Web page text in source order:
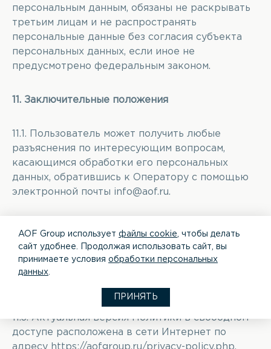
персональным данным, обязаны не раскрывать
третьим лицам и не распространять
персональные данные без согласия субъекта
персональных данных, если иное не
предусмотрено федеральным законом.
11. Заключительные положения
11.1. Пользователь может получить любые
разъяснения по интересующим вопросам,
касающимся обработки его персональных
данных, обратившись к Оператору с помощью
электронной почты info@aof.ru.
любые изменения политики обработки
персональных данных Оператором. Политика
действует бессрочно до замены ее новой
11.3. Актуальная версия Политики в свободном
доступе расположена в сети Интернет по
адресу https://aofgroup.ru/privacy-policy.php.
AOF Group использует файлы cookie , чтобы делать
сайт удобнее. Продолжая использовать сайт, вы
принимаете условия обработки персональных
данных
ПРИНЯТЬ